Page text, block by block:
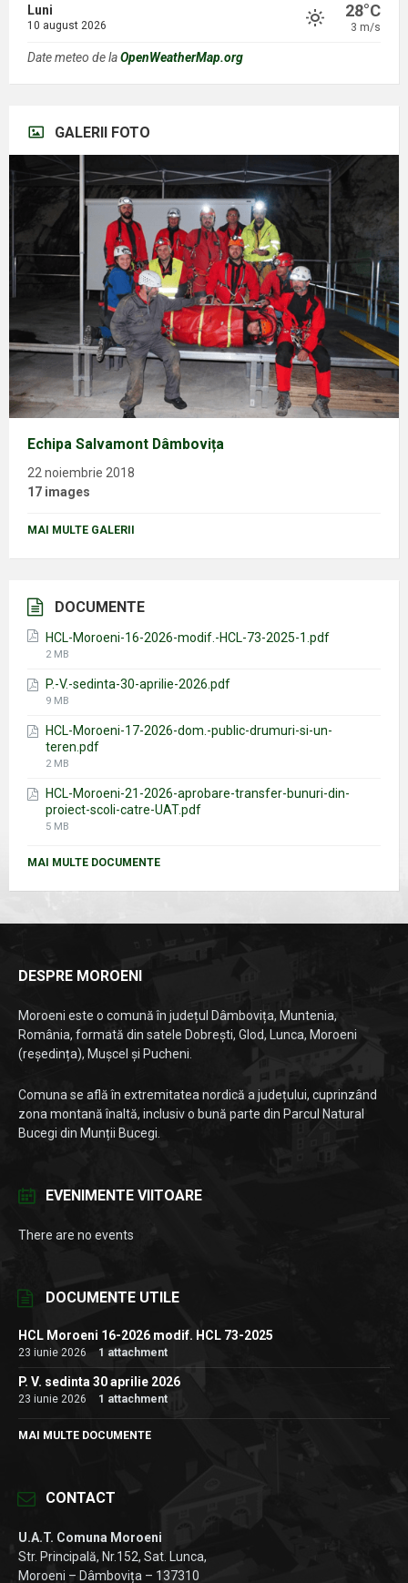
Luni
10 august 2026
28°C
3 m/s
Date meteo de laOpenWeatherMap.org
GALERII FOTO
Echipa Salvamont Dâmbovița
22 noiembrie 2018
17 images
MAI MULTE GALERII
DOCUMENTE
HCL-Moroeni-16-2026-modif.-HCL-73-2025-1.pdf
File
2 MB
P.-V.-sedinta-30-aprilie-2026.pdf
File
9 MB
HCL-Moroeni-17-2026-dom.-public-drumuri-si-un-
teren.pdf
File
2 MB
HCL-Moroeni-21-2026-aprobare-transfer-bunuri-din-
proiect-scoli-catre-UAT.pdf
File
5 MB
MAI MULTE DOCUMENTE
DESPRE MOROENI
Moroeni este o comună în județul Dâmbovița, Muntenia,
România, formată din satele Dobrești, Glod, Lunca, Moroeni
(reședința), Mușcel și Pucheni.
Comuna se află în extremitatea nordică a județului, cuprinzând
zona montană înaltă, inclusiv o bună parte din Parcul Natural
Bucegi din Munții Bucegi.
EVENIMENTE VIITOARE
There are no events
DOCUMENTE UTILE
HCL Moroeni 16-2026 modif. HCL 73-2025
23 iunie 2026 1 attachment
P. V. sedinta 30 aprilie 2026
23 iunie 2026 1 attachment
MAI MULTE DOCUMENTE
CONTACT
U.A.T. Comuna Moroeni
Str. Principală, Nr.152, Sat. Lunca,
Moroeni – Dâmbovița – 137310